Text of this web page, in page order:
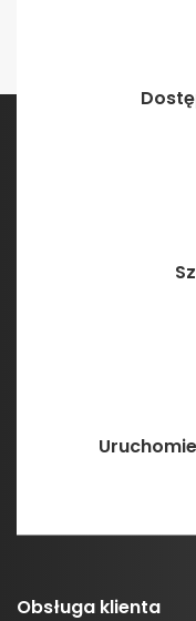
Obsługa klienta